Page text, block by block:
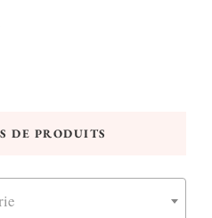
DE PRODUITS